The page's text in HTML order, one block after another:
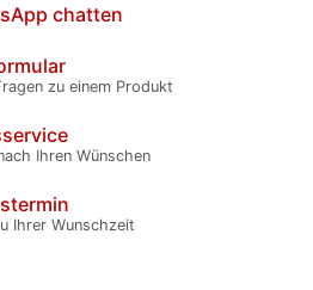
chatten
zu einem Produkt
Ihren Wünschen
Ihrer Wunschzeit